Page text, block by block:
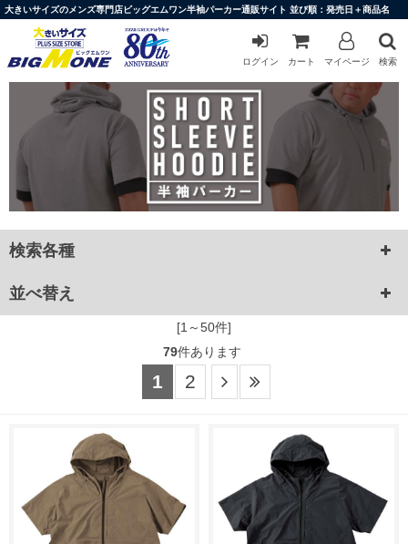
大きいサイズのメンズ専門店ビッグエムワン半袖パーカー通販サイト 並び順：発売日＋商品名
ログイン カート マイページ 検索
検索各種
並べ替え
[1～50件]
79件あります
1 2